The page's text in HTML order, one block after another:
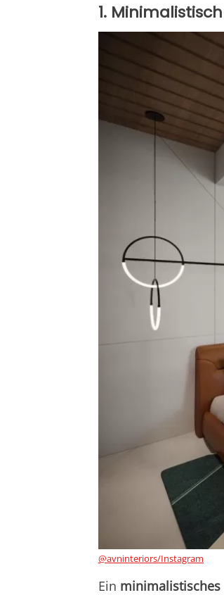
1. Minimalistisch
@avninteriors/Instagram
Ein minimalistisches